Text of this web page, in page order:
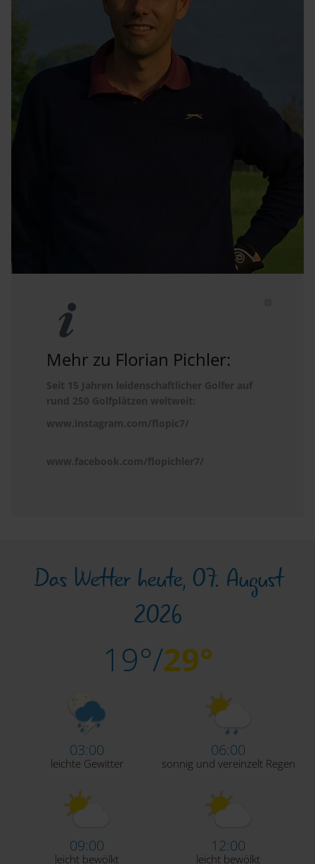
Mehr zu Florian Pichler:
Seit 15 Jahren leidenschaftlicher Golfer auf
rund 250 Golfplätzen weltweit:
www.instagram.com/flopic7/
www.facebook.com/flopichler7/
Das Wetter heute, 07. August
2026
19°/29°
03:00
leichte Gewitter
06:00
sonnig und vereinzelt Regen
09:00
leicht bewölkt
12:00
leicht bewölkt